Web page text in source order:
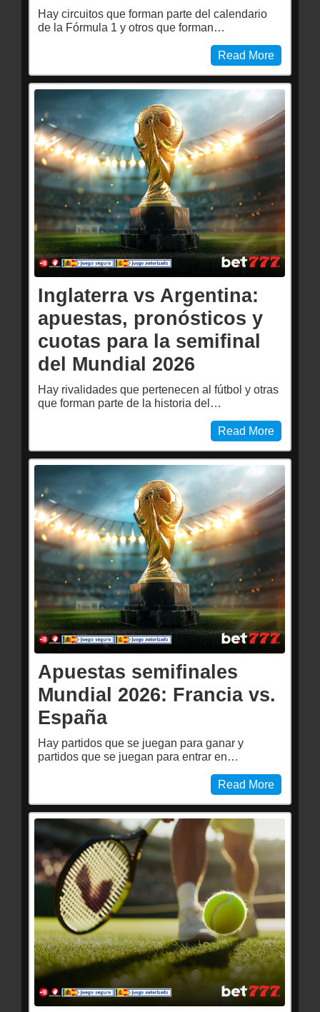
Hay circuitos que forman parte del calendario
de la Fórmula 1 y otros que forman…
Read More
Inglaterra vs Argentina:
apuestas, pronósticos y
cuotas para la semifinal
del Mundial 2026
Hay rivalidades que pertenecen al fútbol y otras
que forman parte de la historia del…
Read More
Apuestas semifinales
Mundial 2026: Francia vs.
España
Hay partidos que se juegan para ganar y
partidos que se juegan para entrar en…
Read More